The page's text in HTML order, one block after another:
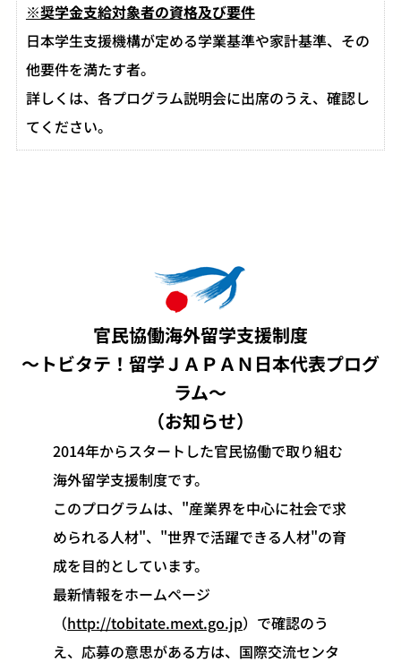
※奨学金支給対象者の資格及び要件
日本学生支援機構が定める学業基準や家計基準、その
他要件を満たす者。
詳しくは、各プログラム説明会に出席のうえ、確認し
てください。
官民協働海外留学支援制度
～トビタテ！留学ＪＡＰＡＮ日本代表プログ
ラム～
（お知らせ）
2014年からスタートした官民協働で取り組む
海外留学支援制度です。
このプログラムは、"産業界を中心に社会で求
められる人材"、"世界で活躍できる人材"の育
成を目的としています。
最新情報をホームページ
（http://tobitate.mext.go.jp）で確認のう
え、応募の意思がある方は、国際交流センタ